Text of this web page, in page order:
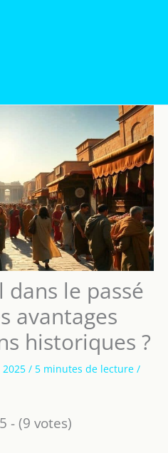
le passé
avantages
historiques ?
/ 5 minutes de lecture /
- (9 votes)